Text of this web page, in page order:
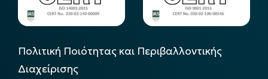
Πολιτική Ποιότητας και Περιβαλλοντικής
Διαχείρισης